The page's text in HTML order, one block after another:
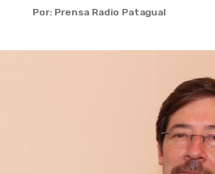
Por: Prensa Radio Patagual